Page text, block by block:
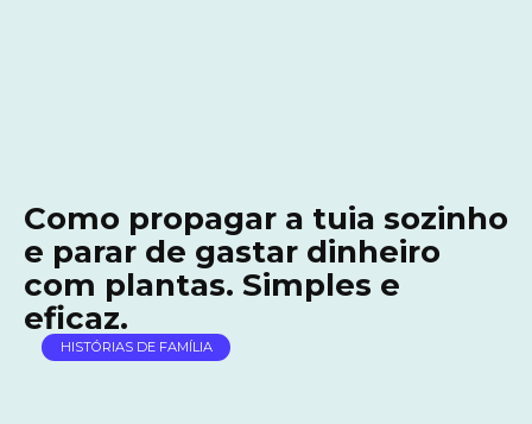
Como propagar a tuia sozinho
e parar de gastar dinheiro
com plantas. Simples e
eficaz.
HISTÓRIAS DE FAMÍLIA